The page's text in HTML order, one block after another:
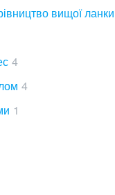
вищої ланки
4
4
1